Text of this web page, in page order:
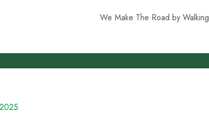
We Make The Road by Walking